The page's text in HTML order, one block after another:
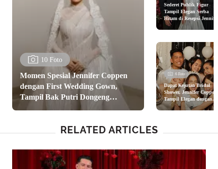
10 Foto
Momen Spesial Jennifer Coppen
dengan First Wedding Gown,
Tampil Bak Putri Dongeng
Sederet Publik Figur
Tampil Elegan Serba
Hitam di Resepsi Jennifer
Coppen dan Justin
6 Foto
Dapat Kejutan Bridal
Shower, Jennifer Coppen
Tampil Elegan dengan
Gaun Berbulu Jelang
RELATED ARTICLES